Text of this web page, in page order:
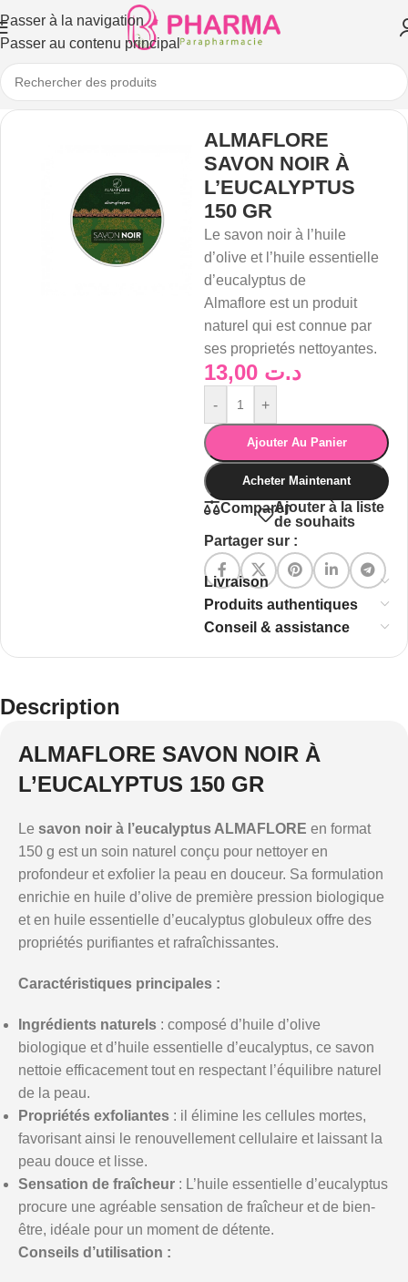
Passer à la navigation
Passer au contenu principal
ALMAFLORE
SAVON NOIR À
L’EUCALYPTUS
150 GR
Le savon noir à l’huile
d’olive et l’huile essentielle
d’eucalyptus de
Almaflore est un produit
naturel qui est connue par
ses proprietés nettoyantes.
د.ت
- +
Ajouter Au Panier
Acheter Maintenant
ComparerAjouter à la liste
de souhaits
Partager sur :
Livraison
Produits authentiques
Conseil & assistance
Description
ALMAFLORE SAVON NOIR À
L’EUCALYPTUS 150 GR
Le savon noir à l’eucalyptus ALMAFLORE en format
150 g est un soin naturel conçu pour nettoyer en
profondeur et exfolier la peau en douceur. Sa formulation
enrichie en huile d’olive de première pression biologique
et en huile essentielle d’eucalyptus globuleux offre des
propriétés purifiantes et rafraîchissantes.
Caractéristiques principales :
Ingrédients naturels : composé d’huile d’olive
biologique et d’huile essentielle d’eucalyptus, ce savon
nettoie efficacement tout en respectant l’équilibre naturel
de la peau.
Propriétés exfoliantes : il élimine les cellules mortes,
favorisant ainsi le renouvellement cellulaire et laissant la
peau douce et lisse.
Sensation de fraîcheur : L’huile essentielle d’eucalyptus
procure une agréable sensation de fraîcheur et de bien-
être, idéale pour un moment de détente.
Conseils d’utilisation :